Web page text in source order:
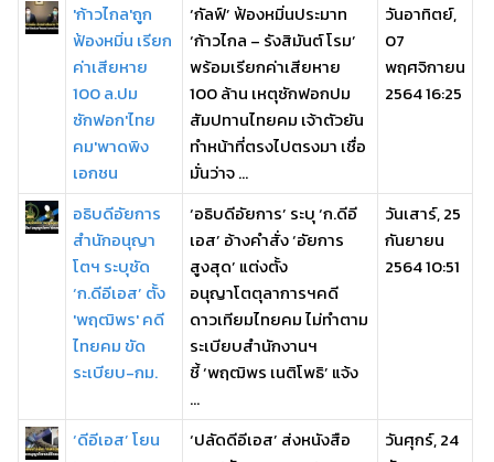
'ก้าวไกล'ถูก
ฟ้องหมิ่น เรียก
ค่าเสียหาย
100 ล.ปม
ซักฟอก'ไทย
คม'พาดพิง
เอกชน
‘กัลฟ์’ ฟ้องหมิ่นประมาท
‘ก้าวไกล – รังสิมันต์ โรม’
พร้อมเรียกค่าเสียหาย
100 ล้าน เหตุซักฟอกปม
สัมปทานไทยคม เจ้าตัวยัน
ทำหน้าที่ตรงไปตรงมา เชื่อ
มั่นว่าจ ...
วันอาทิตย์,
07
พฤศจิกายน
2564 16:25
อธิบดีอัยการ
สำนักอนุญา
โตฯ ระบุชัด
‘ก.ดีอีเอส’ ตั้ง
'พฤฒิพร' คดี
ไทยคม ขัด
ระเบียบ-กม.
‘อธิบดีอัยการ’ ระบุ ‘ก.ดีอี
เอส’ อ้างคำสั่ง ‘อัยการ
สูงสุด’ แต่งตั้ง
อนุญาโตตุลาการฯคดี
ดาวเทียมไทยคม ไม่ทำตาม
ระเบียบสำนักงานฯ
ชี้ ‘พฤฒิพร เนติโพธิ’ แจ้ง
...
วันเสาร์, 25
กันยายน
2564 10:51
‘ดีอีเอส’ โยน
‘ปลัดดีอีเอส’ ส่งหนังสือ
วันศุกร์, 24